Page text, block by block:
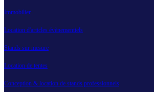
Immobilier
Location d'articles évènementiels
Stands sur mesure
Location de tentes
Conception & location de stands professionnels